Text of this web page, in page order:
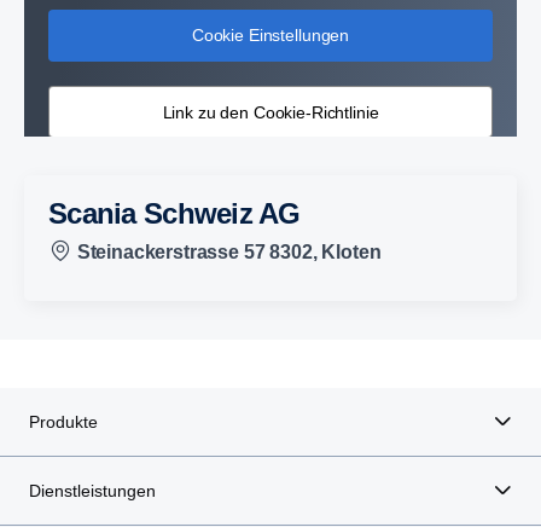
Cookie Einstellungen
Link zu den Cookie-Richtlinie
Scania Schweiz AG
Steinackerstrasse 57 8302, Kloten
Produkte
Dienstleistungen